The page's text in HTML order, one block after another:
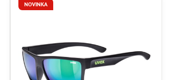
NOVINKA